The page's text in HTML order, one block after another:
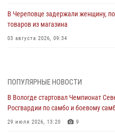
В Череповце задержали женщину,
товаров из магазина
03 августа 2026, 09:34
самбо
ЗА МИНУВШУЮ НЕДЕЛЮ
ОХРАНЫ РОСГВАРДИИ В
ПОПУЛЯРНЫЕ НОВОСТИ
В Вологде стартовал Чемпионат
Росгвардии по самбо и боевому
29 июля 2026, 13:20 9